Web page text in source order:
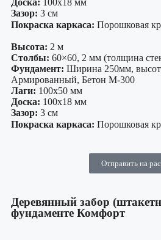
Доска: 100х18 мм
Зазор: 3 см
Покраска каркаса: Порошковая
Высота: 2 м
Столбы: 60×60, 2 мм (толщина
Фундамент: Ширина 250мм,
Армированный, Бетон М-300
Лаги: 100х50 мм
Доска: 100х18 мм
Зазор: 3 см
Покраска каркаса: Порошковая
Отправить на
Деревянный забор
фундаменте Комфорт